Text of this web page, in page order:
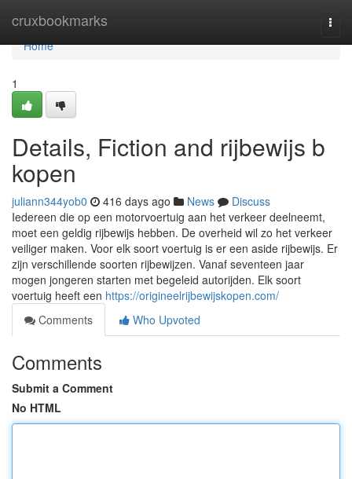
cruxbookmarks
Home
Home
1
Details, Fiction and rijbewijs b
kopen
juliann344yob0 416 days ago News
Discuss
Iedereen die op een motorvoertuig aan het verkeer deelneemt,
moet een geldig rijbewijs hebben. De overheid wil zo het verkeer
veiliger maken. Voor elk soort voertuig is er een aside rijbewijs. Er
zijn verschillende soorten rijbewijzen. Vanaf seventeen jaar
mogen jongeren starten met begeleid autorijden. Elk soort
voertuig heeft een https://origineelrijbewijskopen.com/
Comments
Who Upvoted
Comments
Submit a Comment
No HTML